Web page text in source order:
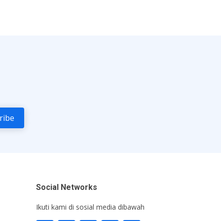
Social Networks
Ikuti kami di sosial media dibawah